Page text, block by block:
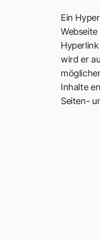
Ein
wird er
Inhalte
Seiten-